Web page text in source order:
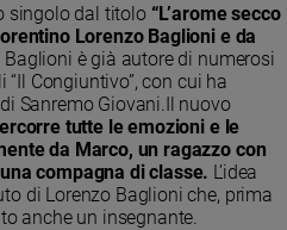
singolo dal titolo “L’arome secco
Lorenzo Baglioni e da
Baglioni è già autore di numerosi
Congiuntivo”, con cui ha
Sanremo Giovani.Il nuovo
tutte le emozioni e le
da Marco, un ragazzo con
compagna di classe. L’idea
di Lorenzo Baglioni che, prima
anche un insegnante.